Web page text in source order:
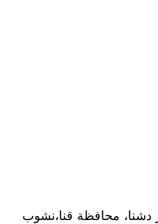
دشنا، محافظة قنا،نشوب